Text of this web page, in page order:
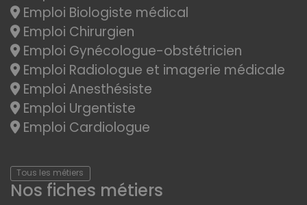
Emploi Biologiste médical
Emploi Chirurgien
Emploi Gynécologue-obstétricien
Emploi Radiologue et imagerie médicale
Emploi Anesthésiste
Emploi Urgentiste
Emploi Cardiologue
Tous les métiers
Nos fiches métiers